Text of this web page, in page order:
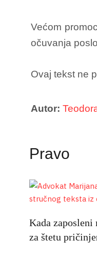
Većom
očuvanja
Ovaj tekst ne
Autor:
Pravo
Kada zaposleni
za štetu